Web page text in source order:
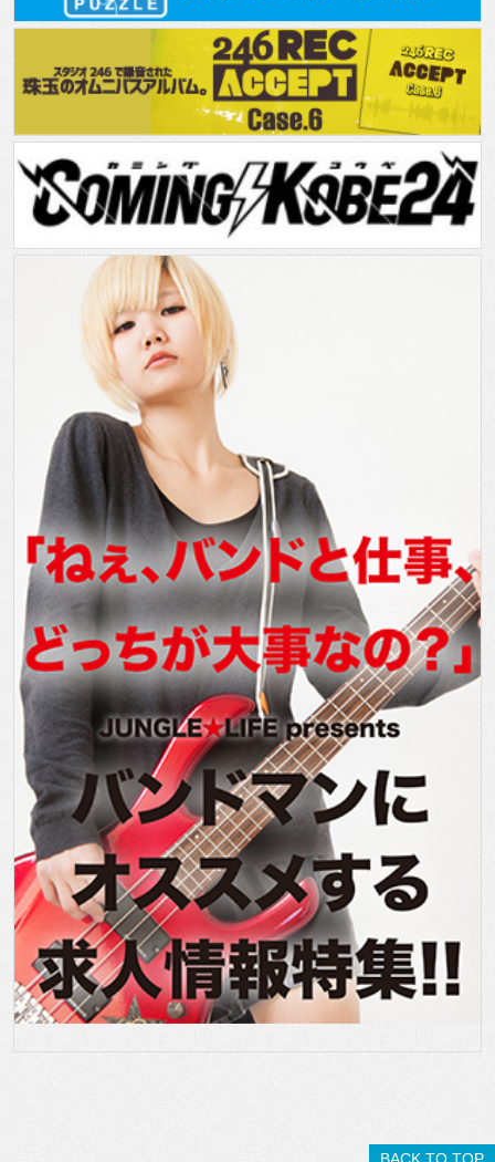
BACK TO TOP